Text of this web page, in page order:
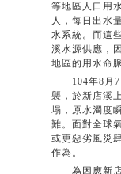
等地區人口用
人，每日出水
水系統。而這
溪水源供應，
地區的用水命
104年8月7
襲，於新店溪
塌，原水濁度
難。面對全球
或更惡劣風災
作為。
為因應新店